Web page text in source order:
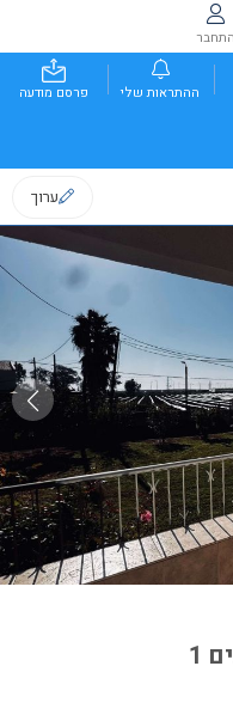
התחבר
ההתראות שלי פרסם מודעה
ערוך
1